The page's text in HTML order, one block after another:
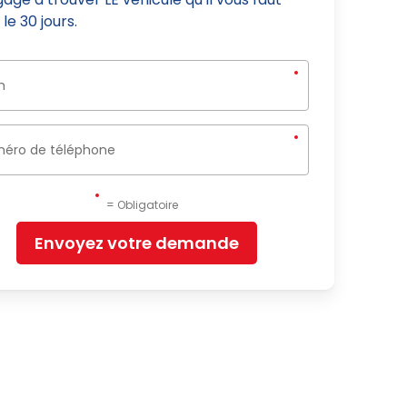
30 jours.
= Obligatoire
Envoyez votre demande